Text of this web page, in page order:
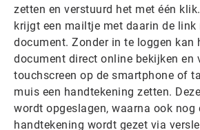
zetten en verstuurd het met één
krijgt een mailtje met daarin de link
document. Zonder in te loggen kan
document direct online bekijken en
touchscreen op de smartphone of
muis een handtekening zetten.
wordt opgeslagen, waarna ook nog
handtekening wordt gezet via